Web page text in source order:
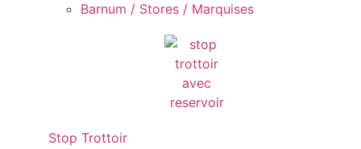
Barnum / Stores / Marquises
Stop Trottoir